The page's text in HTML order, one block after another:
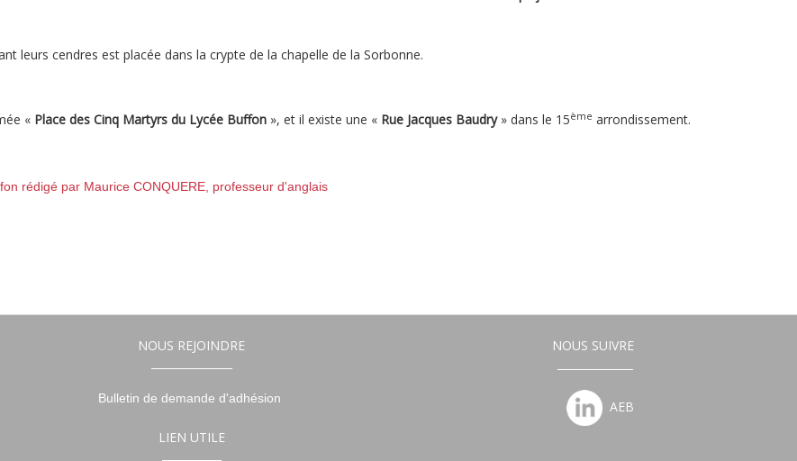
leurs cendres est placée dans la crypte de la chapelle de la Sorbonne.
« Place des Cinq Martyrs du Lycée Buffon», et il existe une «Rue Jacques Baudry» dans le 15ème arrondissement.
rédigé par Maurice CONQUERE, professeur d'anglais
NOUS REJOINDRE
Bulletin de demande d'adhésion
LIEN UTILE
NOUS SUIVRE
AEB